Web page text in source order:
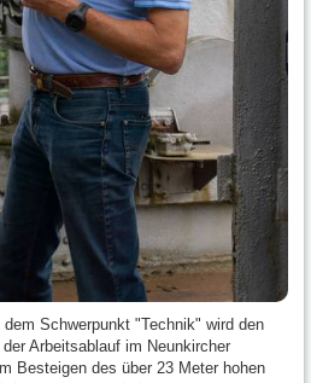
Schwerpunkt "Technik" wird den
Arbeitsablauf im Neunkircher
Besteigen des über 23 Meter hohen